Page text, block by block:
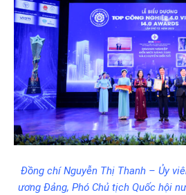
Đồng chí Nguyễn Thị Thanh – Ủy
ương Đảng, Phó Chủ tịch Quốc hội